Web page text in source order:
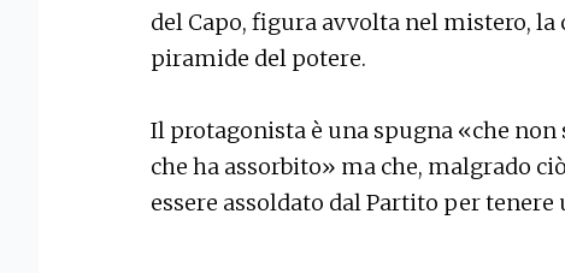
del Capo, figura avvolta nel mistero,
piramide del potere.
Il protagonista è una spugna «che
che ha assorbito» ma che, malgrado
essere assoldato dal Partito per